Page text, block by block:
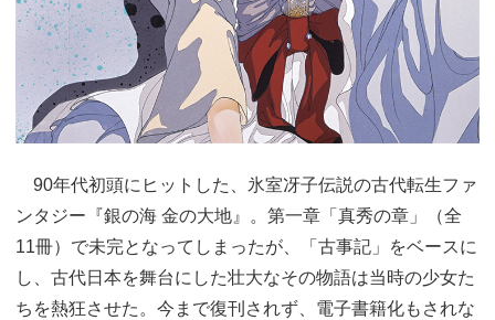
90年代初頭にヒットした、氷室冴子伝説の古代転生ファ
ンタジー『銀の海 金の大地』。第一章「真秀の章」（全
11冊）で未完となってしまったが、「古事記」をベースに
し、古代日本を舞台にした壮大なその物語は当時の少女た
ちを熱狂させた。今まで復刊されず、電子書籍化もされな